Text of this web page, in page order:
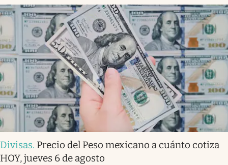
Divisas. Precio del Peso mexicano a cuánto cotiza
HOY, jueves 6 de agosto